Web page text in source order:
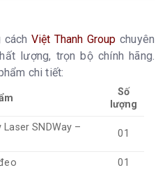
Việt Thanh Group chuyên
lượng, trọn bộ chính hãng.
chi tiết:
Số
lượng
SNDWay –
01
01